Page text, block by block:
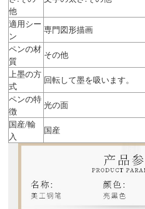
他
適用シー
ン
専門図形描画
ペンの材
質
その他
上墨の方
式
回転して墨を吸います。
ペンの特
徴
光の面
国産/輸
入
国産